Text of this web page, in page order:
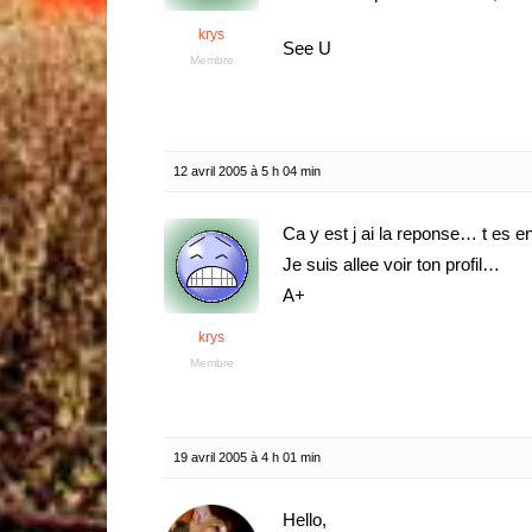
krys
Membre
See U
12 avril 2005 à 5 h 04 min
krys
Membre
Ca y est j ai la reponse… t es
Je suis allee voir ton profil…
A+
19 avril 2005 à 4 h 01 min
Hello,